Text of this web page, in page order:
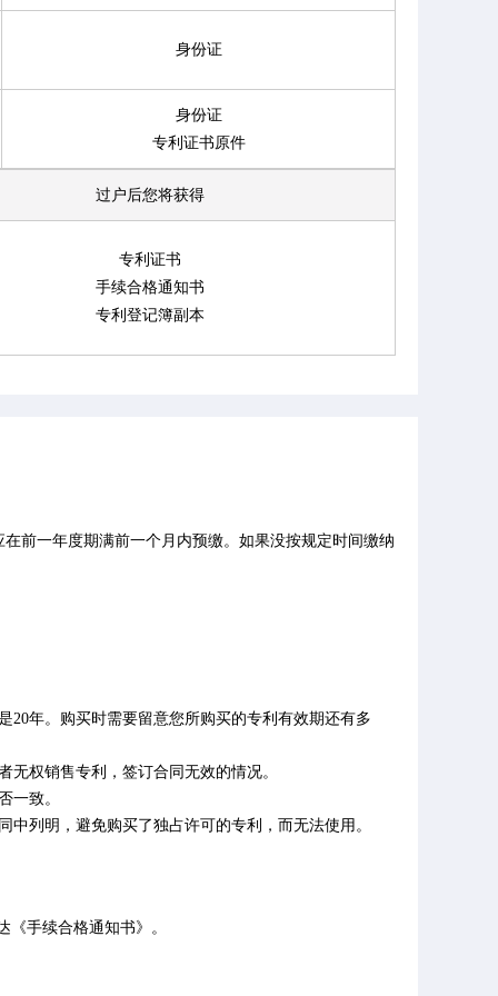
身份证
身份证
专利证书原件
过户后您将获得
专利证书
手续合格通知书
专利登记簿副本
前一年度期满前一个月内预缴。如果没按规定时间缴纳
20年。购买时需要留意您所购买的专利有效期还有多
权销售专利，签订合同无效的情况。
一致。
列明，避免购买了独占许可的专利，而无法使用。
手续合格通知书》。